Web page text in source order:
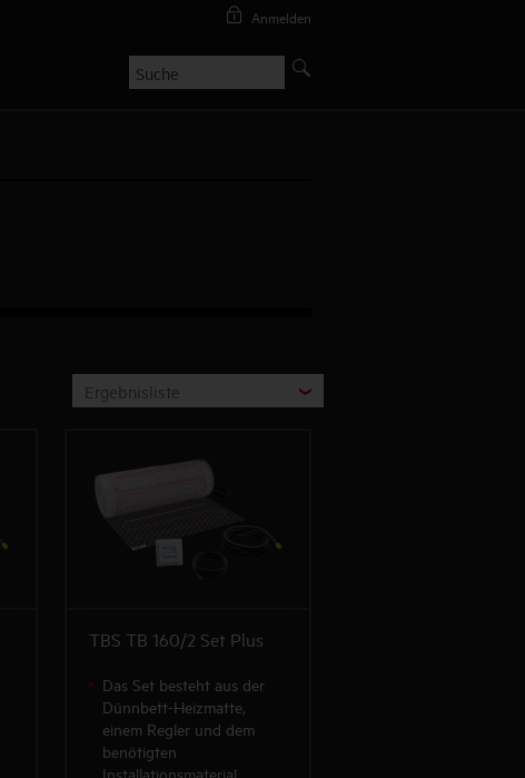
Anmelden
Ergebnisliste
TBS TB 160/2 Set Plus
Das Set besteht aus der
Dünnbett-Heizmatte,
einem Regler und dem
benötigten
Installationsmaterial